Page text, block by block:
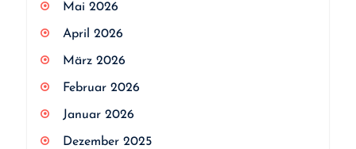
Mai 2026
April 2026
März 2026
Februar 2026
Januar 2026
Dezember 2025